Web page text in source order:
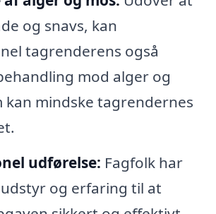
og snavs, kan
tagrenderens også
mod alger og
kan mindske tagrendernes
udførelse: Fagfolk har
og erfaring til at